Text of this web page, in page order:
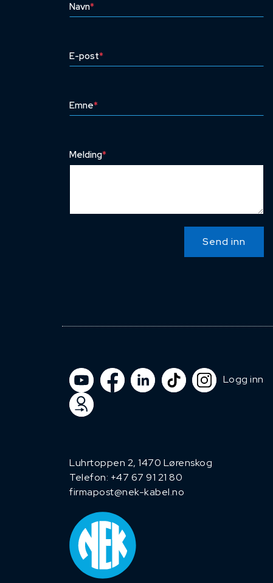
Navn*
E-post*
Emne*
Melding*
Send inn
Logg inn
Luhrtoppen 2, 1470 Lørenskog
Telefon: +47 67 91 21 80
firmapost@nek-kabel.no